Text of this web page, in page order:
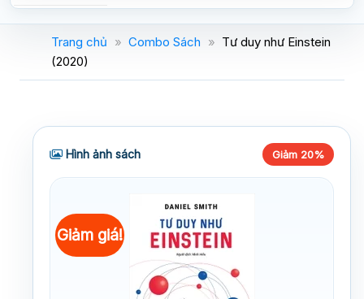
Sách nói
Trang chủ » Combo Sách » Tư duy như Einstein
(2020)
Hình ảnh sách Giảm 20%
Giảm giá!